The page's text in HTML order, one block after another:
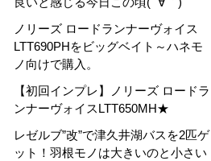
ノリーズ ロードランナーヴォイス
LTT690PHをビッグベイト～ハネモ
ノ向けで購入。
【初回インプレ】ノリーズ ロードラ
ンナーヴォイスLTT650MH★
レゼルブ”改”で津久井湖バスを2匹ゲ
ット！羽根モノは大きいのと小さい